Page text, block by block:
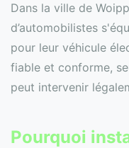
Dans la ville de
d’automobilistes
pour leur véhicule
fiable et conforme,
peut intervenir
Pourquoi